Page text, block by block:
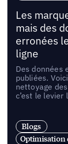
Les
mais des
erronées
ligne
Des données
publiées.
nettoyage
c’est le levier
Blogs
Optimisation